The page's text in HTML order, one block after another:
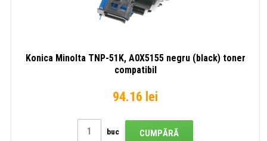
Konica Minolta TNP-51K, A0X5155 negru (black) toner
compatibil
94.16 lei
buc CUMPĂRĂ